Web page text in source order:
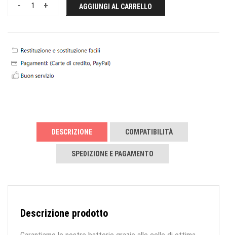
+
- AGGIUNGI AL CARRELLO
DESCRIZIONE COMPATIBILITÀ
SPEDIZIONE E PAGAMENTO
Descrizione prodotto